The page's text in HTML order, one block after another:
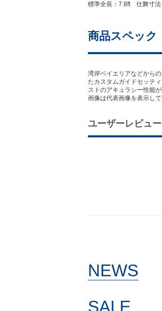
標準全長：7.8ft 仕舞寸
商品スペック
湾岸ベイエリアなどから
たカスタムガイドセッテ
ストのアキュラシー性能
画像は代表画像を表示し
ユーザーレビュー
NEWS
SALE